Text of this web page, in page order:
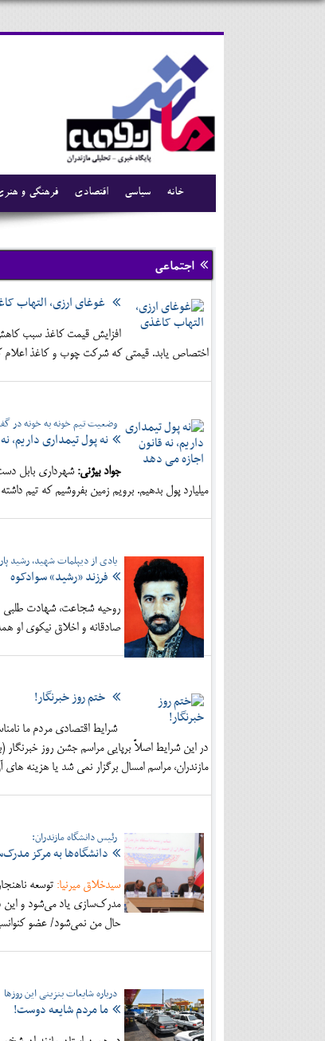
فرهنگی و اقتصادی سیاسی خانه
اجتماعی
غوغای ارزی، التهاب
افزایش قیمت کاغذ سبب کاهش
اختصاص یابد. قیمتی که شرکت چوب و کاغذ اعلام کرده کیلویی 4 هزار و 400 تومان است که مدیران این نشریات نسبت
وضعیت تیم خونه به خونه در
نه پول تیمداری داریم،
جواد بیژنی:
میلیارد پول بدهیم. برویم زمین بفروشیم که تیم
یادی از دیپلمات شهید، رشید
فرزند «رشید» سوادکوه
روحیه شجاعت، شهادت طلبی
صادقانه و اخلاق نیکوی او
ختم روز خبرنگار!
شرایط اقتصادی مردم ما
در این شرایط اصلاً برپایی مراسم جشن روز خبرنگار
مازندران، مراسم امسال برگزار نمی شد یا
رئیس دانشگاه مازندران:
دانشگاه‌ها به مرکز
سیدخلاق میرنیا: توسعه
مدرک‌سازی یاد می‌شود و این
حال من نمی‌شود/ عضو
درباره شایعات بنزینی این روزها
ما مردم شایعه دوست!